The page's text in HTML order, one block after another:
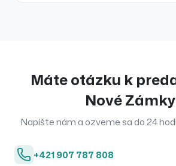
Máte otázku k
Nové Zámky
Napíšte nám a ozveme sa do 24
+421 907 787 808